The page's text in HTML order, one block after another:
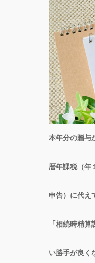
本年分の贈与
暦年課税（年
申告）に代え
「相続時精
い勝手が良く